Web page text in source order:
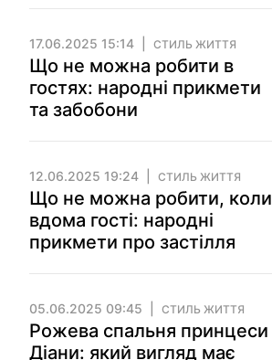
17.06.2025 15:14 СТИЛЬ ЖИТТЯ
Що не можна робити в
гостях: народні прикмети
та забобони
12.06.2025 19:24 СТИЛЬ ЖИТТЯ
Що не можна робити, коли
вдома гості: народні
прикмети про застілля
05.06.2025 09:45 СТИЛЬ ЖИТТЯ
Рожева спальня принцеси
Діани: який вигляд має